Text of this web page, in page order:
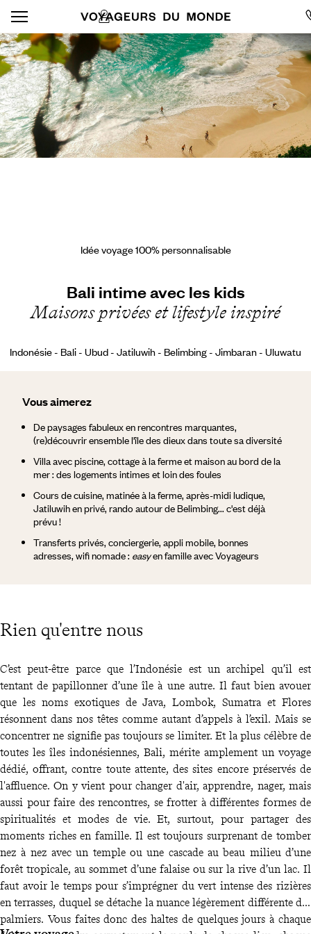
Idée voyage 100% personnalisable
Bali intime avec les kids
Maisons privées et lifestyle inspiré
Indonésie - Bali - Ubud - Jatiluwih - Belimbing - Jimbaran - Uluwatu
Rien qu'entre nous
Vous aimerez
De paysages fabuleux en rencontres marquantes,
(re)découvrir ensemble l'île des dieux dans toute sa diversité
Villa avec piscine, cottage à la ferme et maison au bord de la
mer : des logements intimes et loin des foules
Cours de cuisine, matinée à la ferme, après-midi ludique,
Jatiluwih en privé, rando autour de Belimbing... c'est déjà
prévu !
Transferts privés, conciergerie, appli mobile, bonnes
adresses, wifi nomade : easyen famille avec Voyageurs
C’est peut-être parce que l’Indonésie est un archipel qu’il est
tentant de papillonner d’une île à une autre. Il faut bien avouer
que les noms exotiques de Java, Lombok, Sumatra et Flores
résonnent dans nos têtes comme autant d’appels à l’exil. Mais se
concentrer ne signifie pas toujours se limiter. Et la plus célèbre de
toutes les îles indonésiennes, Bali, mérite amplement un voyage
dédié, offrant, contre toute attente, des sites encore préservés de
l'affluence. On y vient pour changer d'air, apprendre, nager, mais
aussi pour faire des rencontres, se frotter à différentes formes de
spiritualités et modes de vie. Et, surtout, pour partager des
moments riches en famille. Il est toujours surprenant de tomber
nez à nez avec un temple ou une cascade au beau milieu d’une
forêt tropicale, au sommet d’une falaise ou sur la rive d’un lac. Il
faut avoir le temps pour s’imprégner du vert intense des rizières
en terrasses, duquel se détache la nuance légèrement différente des
palmiers. Vous faites donc des haltes de quelques jours à chaque